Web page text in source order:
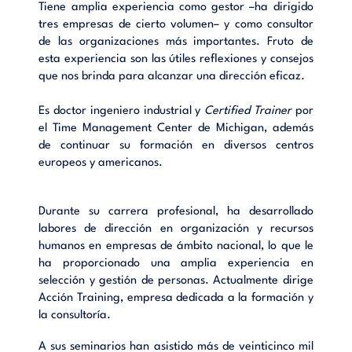
cometemos en el manejo del tiempo.
ÍNDICE: El uso del tiempo - El tiempo como recurso -
Diagnóstico de la persona - Diagnóstico del entorno - El
- El tiempo del equipo - Para trabajar con otros - Manual
práctico.
Tiene amplia experiencia como gestor –ha dirigido
tres empresas de cierto volumen– y como consultor
de las organizaciones más importantes. Fruto de
esta experiencia son las útiles reflexiones y consejos
que nos brinda para alcanzar una dirección eficaz.
Es doctor ingeniero industrial y Certified Trainer por
el Time Management Center de Michigan, además
de continuar su formación en diversos centros
europeos y americanos.
Durante su carrera profesional, ha desarrollado
labores de dirección en organización y recursos
humanos en empresas de ámbito nacional, lo que le
ha proporcionado una amplia experiencia en
selección y gestión de personas. Actualmente dirige
Acción Training, empresa dedicada a la formación y
la consultoría.
A sus seminarios han asistido más de veinticinco mil